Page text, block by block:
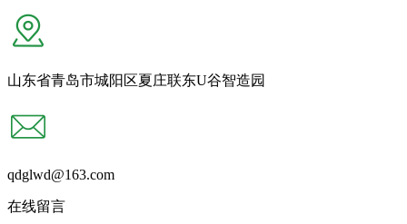
山东省青岛市城阳区夏庄联东U谷智造园
qdglwd@163.com
在线留言